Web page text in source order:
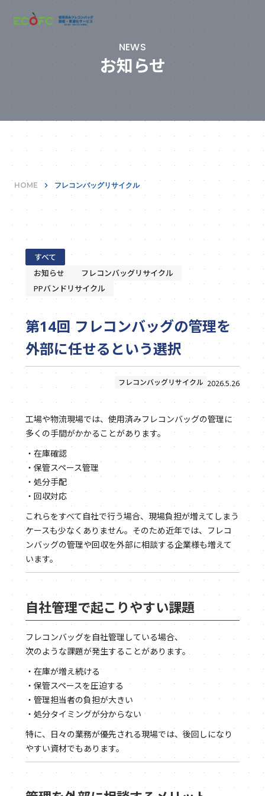
NEWS
お知らせ
HOME keyboard_arrow_right フレコンバッグリサイクル
すべて
お知らせ
フレコンバッグリサイクル
PPバンドリサイクル
第14回 フレコンバッグの管理を
外部に任せるという選択
フレコンバッグリサイクル 2026.5.26
工場や物流現場では、使用済みフレコンバッグの管理に
多くの手間がかかることがあります。
・在庫確認
・保管スペース管理
・処分手配
・回収対応
これらをすべて自社で行う場合、現場負担が増えてしまう
ケースも少なくありません。そのため近年では、フレコ
ンバッグの管理や回収を外部に相談する企業様も増えて
います。
自社管理で起こりやすい課題
フレコンバッグを自社管理している場合、
次のような課題が発生することがあります。
・在庫が増え続ける
・保管スペースを圧迫する
・管理担当者の負担が大きい
・処分タイミングが分からない
特に、日々の業務が優先される現場では、後回しになり
やすい資材でもあります。